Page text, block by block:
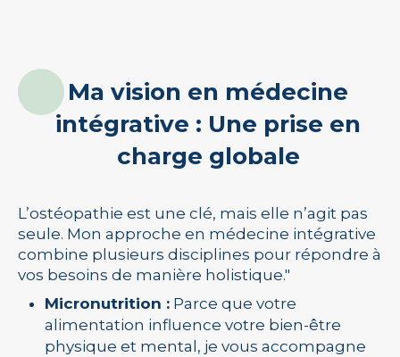
Ma vision en médecine
intégrative : Une prise en
charge globale
L’ostéopathie est une clé, mais elle n’agit pas
seule. Mon approche en médecine intégrative
combine plusieurs disciplines pour répondre à
vos besoins de manière holistique."
Micronutrition : Parce que votre
alimentation influence votre bien-être
physique et mental, je vous accompagne